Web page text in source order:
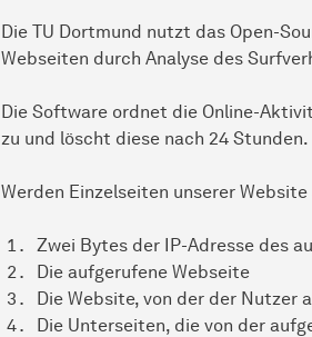
Die TU Dortmund nutzt das Open-
Webseiten durch Analyse des
Die Software ordnet die Online-
zu und löscht diese nach 24
Werden Einzelseiten unserer
Zwei Bytes der IP-Adresse des
Die aufgerufene Webseite
Die Website, von der der Nutzer
Die Unterseiten, die von der